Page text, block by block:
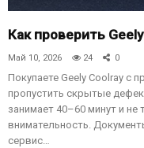
Как проверить
Май 10, 2026 24 0
Покупаете Geely Coolray с
пропустить скрытые
занимает 40–60 минут и
внимательность.
сервис…